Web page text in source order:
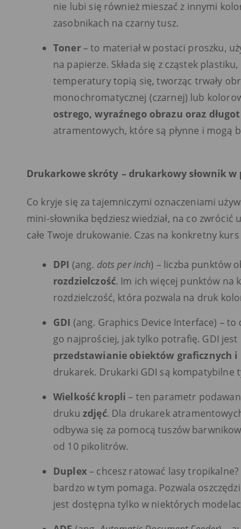
nie lubi się również mieszać z innymi
zasobnikach na czarny tusz.
Toner– to materiał w postaci proszku,
na papierze. Składa się z cząstek
temperatury topią się, tworząc trwały
monochromatycznej (czarnej) lub
ostrego, wyraźnego obrazu oraz
atramentowych, które są płynne i mogą
Drukarkowe skróty – drukarkowy słownik w
Co kryje się za tajemniczymi oznaczeniami
mini-słownika będziesz wiedział, na co
całe Twoje drukowanie. Czas na konkretny
DPI (ang. dots per inch) – liczba punktów
rozdzielczość. Im ich więcej punktów na
rozdzielczość, która pozwala na druk
GDI (ang. Graphics Device Interface) –
go najprościej, jak tylko potrafię. GDI
przedstawianie obiektów graficznych i
drukarek. Drukarki GDI są kompatybilne
Wielkość kropli – ten parametr
druku zdjęć. Dla drukarek
odbywa się za pomocą tuszów
od 10 pikolitrów.
Duplex– chcesz ratować lasy
bardzo w tym pomaga. Pozwala
jest dostępna tylko w niektórych